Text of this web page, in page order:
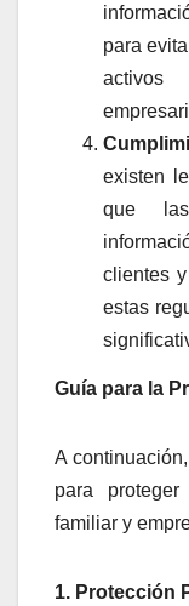
para
existen
que
clientes
estas
Guía para la
A
para
familiar y
1. Protección